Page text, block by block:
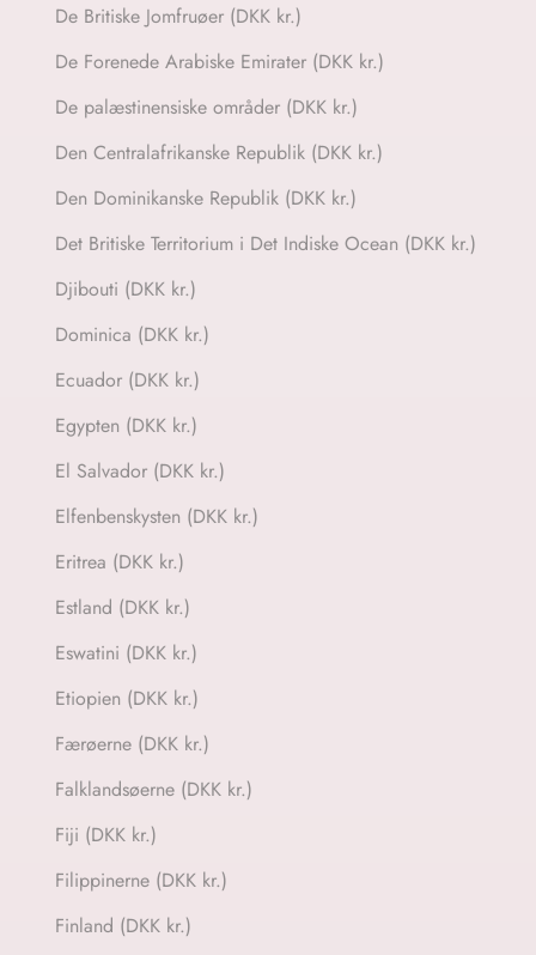
De Britiske Jomfruøer (DKK kr.)
De Forenede Arabiske Emirater (DKK kr.)
De palæstinensiske områder (DKK kr.)
Den Centralafrikanske Republik (DKK kr.)
Den Dominikanske Republik (DKK kr.)
Det Britiske Territorium i Det Indiske Ocean (DKK kr.)
Djibouti (DKK kr.)
Dominica (DKK kr.)
Ecuador (DKK kr.)
Egypten (DKK kr.)
El Salvador (DKK kr.)
Elfenbenskysten (DKK kr.)
Eritrea (DKK kr.)
Estland (DKK kr.)
Eswatini (DKK kr.)
Etiopien (DKK kr.)
Færøerne (DKK kr.)
Falklandsøerne (DKK kr.)
Fiji (DKK kr.)
Filippinerne (DKK kr.)
Finland (DKK kr.)